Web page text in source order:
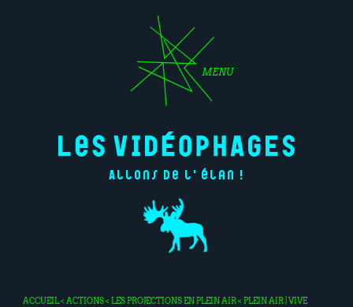
MENU
Allons de l'élan !
ACCUEIL<ACTIONS< LES PROJECTIONS EN PLEIN AIR < PLEIN AIR | VIVE